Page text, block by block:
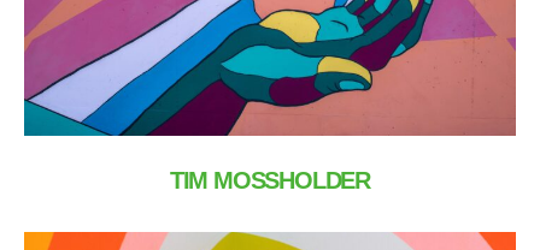
TIM MOSSHOLDER